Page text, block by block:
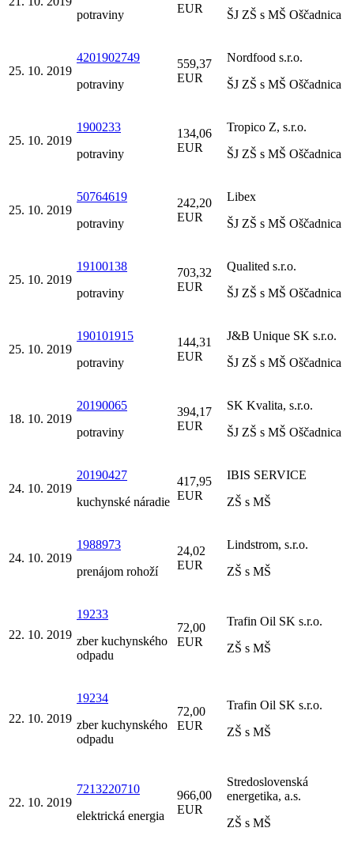
potraviny
EUR
ŠJ ZŠ s MŠ Oščadnica
25. 10. 2019
4201902749
potraviny
559,37
EUR
Nordfood s.r.o.
ŠJ ZŠ s MŠ Oščadnica
25. 10. 2019
1900233
potraviny
134,06
EUR
Tropico Z, s.r.o.
ŠJ ZŠ s MŠ Oščadnica
25. 10. 2019
50764619
potraviny
242,20
EUR
Libex
ŠJ ZŠ s MŠ Oščadnica
25. 10. 2019
19100138
potraviny
703,32
EUR
Qualited s.r.o.
ŠJ ZŠ s MŠ Oščadnica
25. 10. 2019
190101915
potraviny
144,31
EUR
J&B Unique SK s.r.o.
ŠJ ZŠ s MŠ Oščadnica
18. 10. 2019
20190065
potraviny
394,17
EUR
SK Kvalita, s.r.o.
ŠJ ZŠ s MŠ Oščadnica
24. 10. 2019
20190427
kuchynské náradie
417,95
EUR
IBIS SERVICE
ZŠ s MŠ
24. 10. 2019
1988973
prenájom rohoží
24,02
EUR
Lindstrom, s.r.o.
ZŠ s MŠ
22. 10. 2019
19233
zber kuchynského
odpadu
72,00
EUR
Trafin Oil SK s.r.o.
ZŠ s MŠ
22. 10. 2019
19234
zber kuchynského
odpadu
72,00
EUR
Trafin Oil SK s.r.o.
ZŠ s MŠ
22. 10. 2019
7213220710
elektrická energia
966,00
EUR
Stredoslovenská
energetika, a.s.
ZŠ s MŠ